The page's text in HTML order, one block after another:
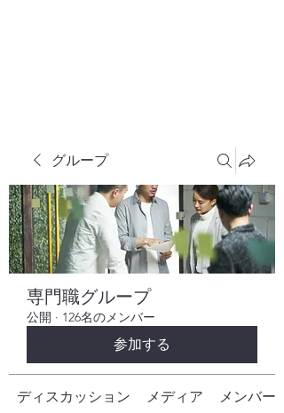
グループ
専門職グループ
公開 · 126名のメンバー
参加する
ディスカッション メディア メンバー